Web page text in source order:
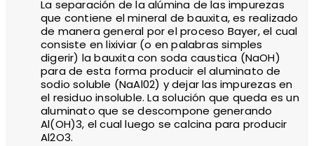
La separación de la alúmina de las impurezas
que contiene el mineral de bauxita, es realizado
de manera general por el proceso Bayer, el cual
consiste en lixiviar (o en palabras simples
digerir) la bauxita con soda caustica (NaOH)
para de esta forma producir el aluminato de
sodio soluble (NaAl02) y dejar las impurezas en
el residuo insoluble. La solución que queda es un
aluminato que se descompone generando
Al(OH)3, el cual luego se calcina para producir
Al2O3.